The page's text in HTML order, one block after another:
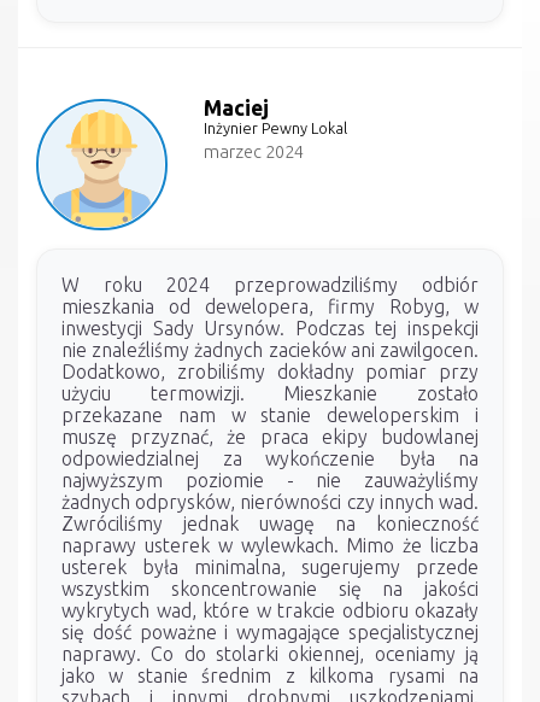
Maciej
Inżynier Pewny Lokal
marzec 2024
W roku 2024 przeprowadziliśmy odbiór
mieszkania od dewelopera, firmy Robyg, w
inwestycji Sady Ursynów. Podczas tej inspekcji
nie znaleźliśmy żadnych zacieków ani zawilgocen.
Dodatkowo, zrobiliśmy dokładny pomiar przy
użyciu termowizji. Mieszkanie zostało
przekazane nam w stanie deweloperskim i
muszę przyznać, że praca ekipy budowlanej
odpowiedzialnej za wykończenie była na
najwyższym poziomie - nie zauważyliśmy
żadnych odprysków, nierówności czy innych wad.
Zwróciliśmy jednak uwagę na konieczność
naprawy usterek w wylewkach. Mimo że liczba
usterek była minimalna, sugerujemy przede
wszystkim skoncentrowanie się na jakości
wykrytych wad, które w trakcie odbioru okazały
się dość poważne i wymagające specjalistycznej
naprawy. Co do stolarki okiennej, oceniamy ją
jako w stanie średnim z kilkoma rysami na